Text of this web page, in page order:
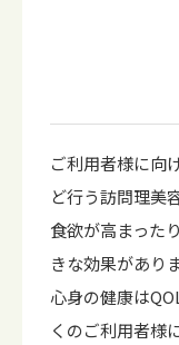
ご利用者様に向
ど行う訪問理美
食欲が高まった
きな効果があり
心身の健康は
くのご利用者様